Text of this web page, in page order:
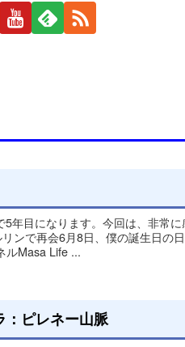
年目になります。今回は、非常
ンで再会6月8日、僕の誕生日の
ルMasa Life ...
：ピレネー山脈